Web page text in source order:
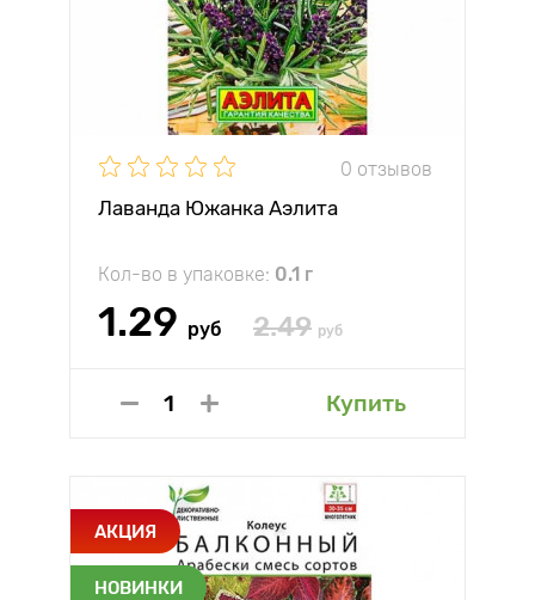
0 отзывов
Лаванда Южанка Аэлита
Кол-во в упаковке: 0.1 г
1.29 руб 2.49 руб
Купить
АКЦИЯ
НОВИНКИ